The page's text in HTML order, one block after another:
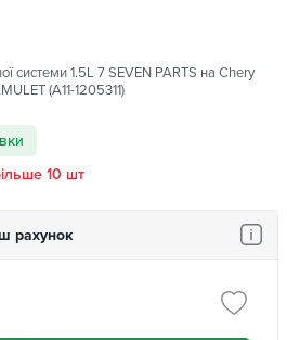
системи 1.5L 7 SEVEN PARTS на Chery
(A11-1205311)
10 шт
рахунок